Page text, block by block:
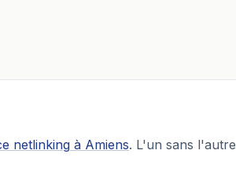
netlinking à Amiens. L'un sans l'autre